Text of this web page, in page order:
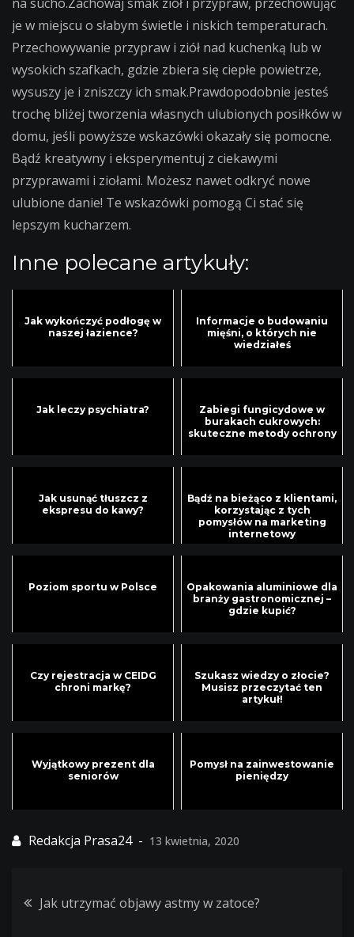
je w miejscu o słabym świetle i niskich temperaturach.
Przechowywanie przypraw i ziół nad kuchenką lub w
wysokich szafkach, gdzie zbiera się ciepłe powietrze,
wysuszy je i zniszczy ich smak.Prawdopodobnie jesteś
trochę bliżej tworzenia własnych ulubionych posiłków w
domu, jeśli powyższe wskazówki okazały się pomocne.
Bądź kreatywny i eksperymentuj z ciekawymi
przyprawami i ziołami. Możesz nawet odkryć nowe
ulubione danie! Te wskazówki pomogą Ci stać się
lepszym kucharzem.
Inne polecane artykuły:
Jak wykończyć podłogę w
naszej łazience?
Informacje o budowaniu
mięśni, o których nie
wiedziałeś
Jak leczy psychiatra?
Zabiegi fungicydowe w
burakach cukrowych:
skuteczne metody ochrony
Jak usunąć tłuszcz z
ekspresu do kawy?
Bądź na bieżąco z klientami,
korzystając z tych
pomysłów na marketing
internetowy
Poziom sportu w Polsce
Opakowania aluminiowe dla
branży gastronomicznej –
gdzie kupić?
Czy rejestracja w CEIDG
chroni markę?
Szukasz wiedzy o złocie?
Musisz przeczytać ten
artykuł!
Wyjątkowy prezent dla
seniorów
Pomysł na zainwestowanie
pieniędzy
13 kwietnia, 2020
Nawigacja
Jak utrzymać objawy astmy w zatoce?